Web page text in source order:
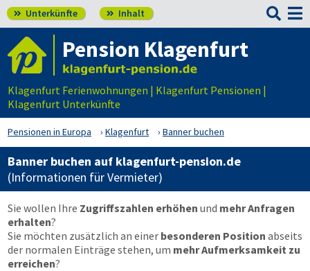
 Unterkünfte  Inhalt 
Pension Klagenfurt
Klagenfurt Ferienwohnungen | Klagenfurt Pensionen |
Klagenfurt Unterkünfte
Pensionen in Europa Klagenfurt Banner buchen
Banner buchen auf klagenfurt-pension.de
(Informationen für Vermieter)
Sie wollen Ihre Zugriffszahlen erhöhen und mehr Anfragen
erhalten?
Sie möchten zusätzlich an einer besonderen Position abseits
der normalen Einträge stehen, um mehr Aufmerksamkeit zu
erreichen?